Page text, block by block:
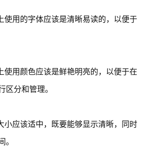
使用的字体应该是清晰易读的，以便于
使用颜色应该是鲜艳明亮的，以便于在
区分和管理。
小应该适中，既要能够显示清晰，同时
。